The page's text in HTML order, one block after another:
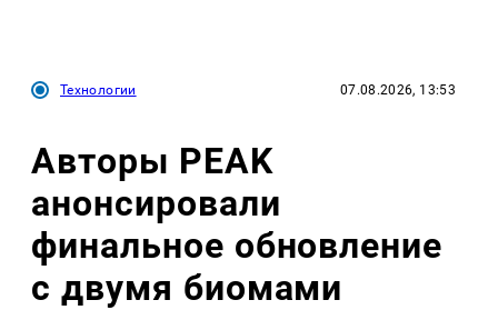
Технологии 07.08.2026, 13:53
Авторы PEAK
анонсировали
финальное обновление
с двумя биомами